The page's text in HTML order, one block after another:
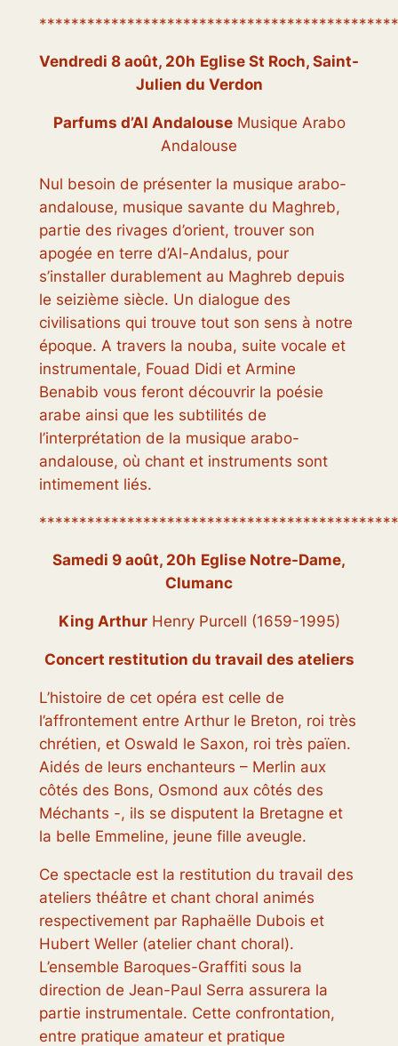
Vendredi 8 août, 20h Eglise St Roch, Saint-
Julien du Verdon
Parfums d’Al Andalouse Musique Arabo
Andalouse
Nul besoin de présenter la musique arabo-
andalouse, musique savante du Maghreb,
partie des rivages d’orient, trouver son
apogée en terre d’Al-Andalus, pour
s’installer durablement au Maghreb depuis
le seizième siècle. Un dialogue des
civilisations qui trouve tout son sens à notre
époque. A travers la nouba, suite vocale et
instrumentale, Fouad Didi et Armine
Benabib vous feront découvrir la poésie
arabe ainsi que les subtilités de
l’interprétation de la musique arabo-
andalouse, où chant et instruments sont
intimement liés.
Samedi 9 août, 20h Eglise Notre-Dame,
Clumanc
King ArthurHenry Purcell (1659-1995)
Concert restitution du travail des ateliers
L’histoire de cet opéra est celle de
l’affrontement entre Arthur le Breton, roi très
chrétien, et Oswald le Saxon, roi très païen.
Aidés de leurs enchanteurs – Merlin aux
côtés des Bons, Osmond aux côtés des
Méchants -, ils se disputent la Bretagne et
la belle Emmeline, jeune fille aveugle.
Ce spectacle est la restitution du travail des
ateliers théâtre et chant choral animés
respectivement par Raphaëlle Dubois et
Hubert Weller (atelier chant choral).
L’ensemble Baroques-Graffiti sous la
direction de Jean-Paul Serra assurera la
partie instrumentale. Cette confrontation,
entre pratique amateur et pratique